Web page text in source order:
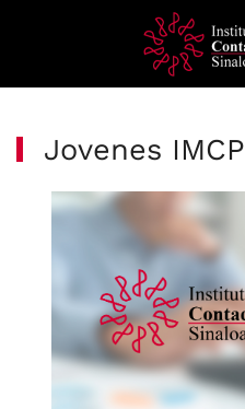
to
content
Jovenes IMCP